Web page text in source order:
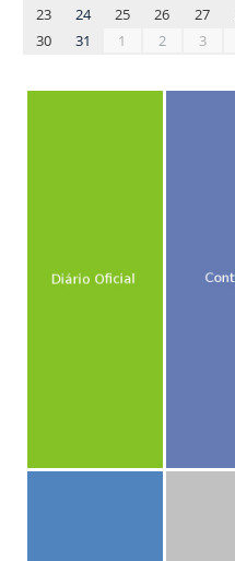
23
24 25 26 27
30
31 1 2 3